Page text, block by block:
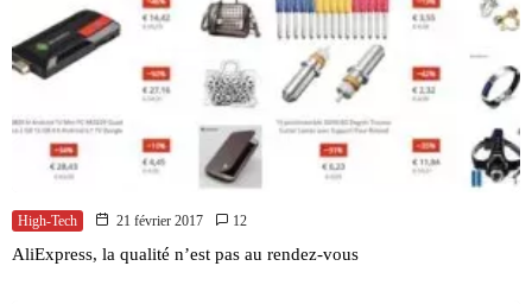
High-Tech 21 février 2017 12
AliExpress, la qualité n’est pas au rendez-vous